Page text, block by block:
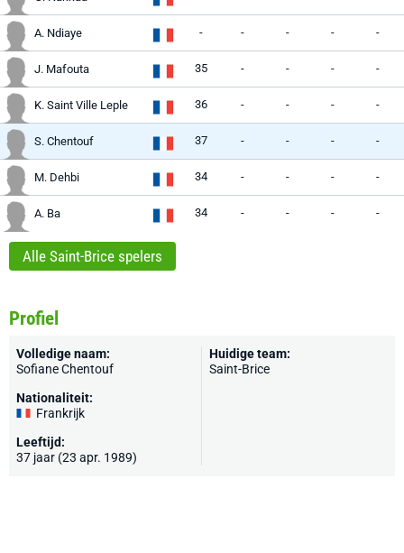
A. Ndiaye - - - - -
J. Mafouta 35 - - - -
K. Saint Ville Leple 36 - - - -
S. Chentouf 37 - - - -
M. Dehbi 34 - - - -
A. Ba 34 - - - -
Alle Saint-Brice spelers
Profiel
Volledige naam:
Sofiane Chentouf
Nationaliteit:
Frankrijk
Leeftijd:
37 jaar (23 apr. 1989)
Huidige team:
Saint-Brice